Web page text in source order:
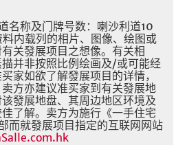
名称及门牌号数：喇沙利道10
内载列的相片、图像、绘图或
关發展项目之想像。有关相
并非按照比例绘画及/或可能经
家如欲了解發展项目的详情，
方亦建议准买家到有关發展地
發展地盘、其周边地区环境及
了解。卖方为施行《一手住宅
而就發展项目指定的互联网网站